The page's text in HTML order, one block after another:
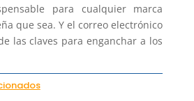
para cualquier marca
que sea. Y el correo electrónico
las claves para enganchar a los